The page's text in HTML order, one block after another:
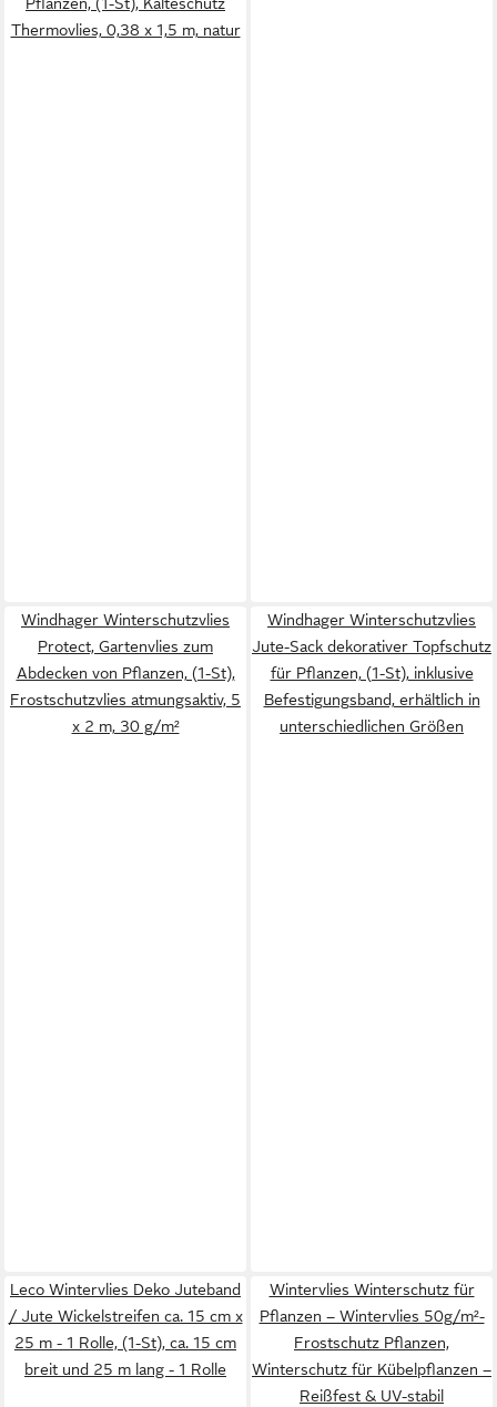
Thermovlies, 0,38 x 1,5 m, natur
Windhager Winterschutzvlies
Protect, Gartenvlies zum
Abdecken von Pflanzen, (1-St),
Frostschutzvlies atmungsaktiv, 5
x 2 m, 30 g/m²
Windhager Winterschutzvlies
Jute-Sack dekorativer Topfschutz
für Pflanzen, (1-St), inklusive
Befestigungsband, erhältlich in
unterschiedlichen Größen
Leco Wintervlies Deko Juteband
/ Jute Wickelstreifen ca. 15 cm x
25 m - 1 Rolle, (1-St), ca. 15 cm
breit und 25 m lang - 1 Rolle
Wintervlies Winterschutz für
Pflanzen – Wintervlies 50g/m²-
Frostschutz Pflanzen,
Winterschutz für Kübelpflanzen –
Reißfest & UV-stabil